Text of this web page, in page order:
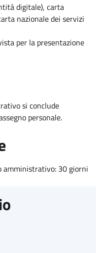
digitale), carta
nazionale dei servizi
per la presentazione
si conclude
personale.
amministrativo: 30 giorni